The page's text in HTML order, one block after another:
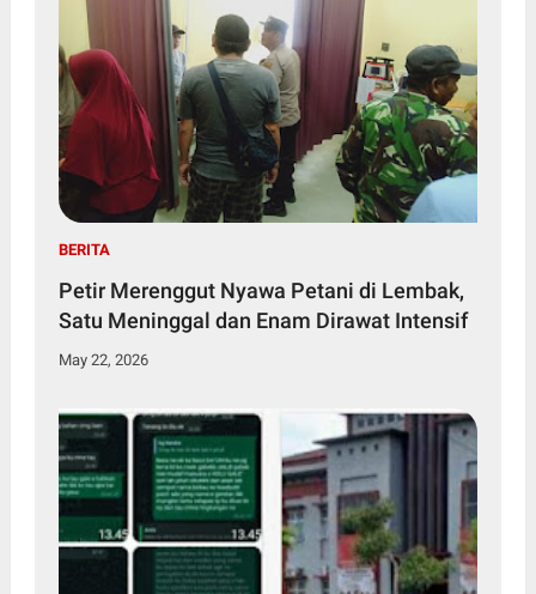
BERITA
Petir Merenggut Nyawa Petani di Lembak,
Satu Meninggal dan Enam Dirawat Intensif
May 22, 2026